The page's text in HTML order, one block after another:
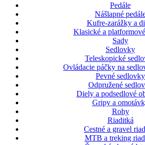
Pedále
Nášlapné
Kufre-zarážky a
Klasické a
Sady
Sedlovky
Teleskopické
Ovládacie páčky na
Pevné sedlovky
Odpružené
Diely a podsedlové
Gripy a
Rohy
Riaditká
Cestné a gravel
MTB a treking